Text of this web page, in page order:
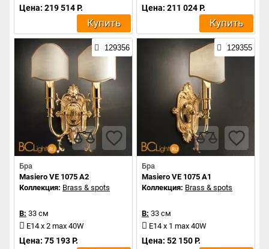
Цена: 219 514 Р.
Купить
Цена: 211 024 Р.
Купить
129356
Бра
Masiero VE 1075 A2
Коллекция: Brass & spots
В: 33 см
E14 x 2 max 40W
Цена: 75 193 Р.
129355
Бра
Masiero VE 1075 A1
Коллекция: Brass & spots
В: 33 см
E14 x 1 max 40W
Цена: 52 150 Р.